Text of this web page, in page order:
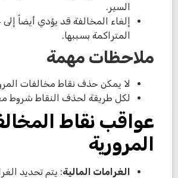
السير.
إلغاء المخالفة قد يؤدي أيضاً
المتراكمة بسببها.
ملاحظات مهمة
لا يمكن حذف نقاط مخالفات
لكل طريقة لحذف النقاط شروط
عواقب نقاط
المرورية
الغرامات المالية: يتم تحديد